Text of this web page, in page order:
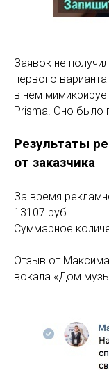
Заявок не
первого
в нем
Prisma. Оно было
Результаты
от заказчика
За время
13107 руб.
Суммарное
Отзыв от
вокала «Дом